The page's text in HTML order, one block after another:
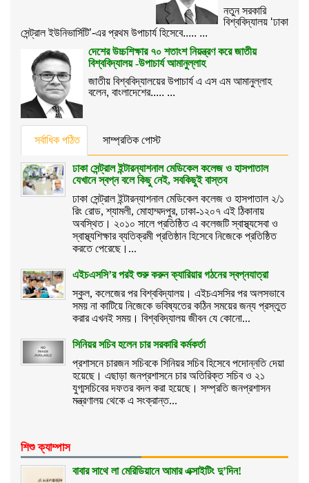
নতুন সরকারি
বিশ্ববিদ্যালয় ‘ঢাকা
সেন্ট্রাল ইউনিভার্সিটি’-এর প্রথম উপাচার্য হিসেবে..... ...
দেশের উচ্চশিক্ষার ৭০ শতাংশ নিয়ন্ত্রণ করে জাতীয়
বিশ্ববিদ্যালয় -উপাচার্য আমানুল্লাহ
জাতীয় বিশ্ববিদ্যালয়ের উপাচার্য এ এস এম আমানুল্লাহ
বলেন, বাংলাদেশের..... ...
সর্বাধিক পঠিত সাম্প্রতিক পোস্ট
ঢাকা সেন্ট্রাল ইন্টারন্যাশনাল মেডিকেল কলেজ ও হাসপাতাল
যেখানে স্বপ্ন বলে কিছু নেই, সবকিছুই বাস্তব
ঢাকা সেন্ট্রাল ইন্টারন্যাশনাল মেডিকেল কলেজ ও হাসপাতাল ২/১
রিং রোড, শ্যামলী, মোহাম্মদপুর, ঢাকা-১২০৭ এই ঠিকানায়
অবস্থিত। ২০১০ সালে প্রতিষ্ঠিত এ কলেজটি স্বাস্থ্যসেবা ও
স্বাস্থ্যশিক্ষার ব্যতিক্রমী প্রতিষ্ঠান হিসেবে নিজেকে প্রতিষ্ঠিত
করতে পেরেছে।...
এইচএসসি’র পরই শুরু করুন ক্যারিয়ার গঠনের স্বপ্নযাত্রা
স্কুল, কলেজের পর বিশ্ববিদ্যালয়। এইচএসসির পর অলসভাবে
সময় না কাটিয়ে নিজেকে ভবিষ্যতের কঠিন সময়ের জন্য প্রস্তুত
করার এখনই সময়। বিশ্ববিদ্যালয় জীবন যে কোনো...
সিনিয়র সচিব হলেন চার সরকারি কর্মকর্তা
প্রশাসনে চারজন সচিবকে সিনিয়র সচিব হিসেবে পদোন্নতি দেয়া
হয়েছে। এছাড়া জনপ্রশাসনে চার অতিরিক্ত সচিব ও ২১
যুগ্মসচিবের দফতর বদল করা হয়েছে। সম্প্রতি জনপ্রশাসন
মন্ত্রণালয় থেকে এ সংক্রান্ত...
শিশু ক্যাম্পাস
বাবার সাথে লা মেরিডিয়ানে আমার এক্সাইটিং দু’দিন!